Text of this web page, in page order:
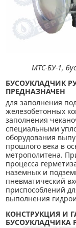
МТС-БУ-1,
БУСОУКЛАДЧИК
ПРЕДНАЗНАЧЕН
для заполнения
железобетонных
заполнения
специальными
оборудования
прошлого века в
метрополитена.
процесса
наземных и
пневматический
приспособлений
выполнения
КОНСТРУКЦИЯ И
БУСОУКЛАДЧИКА